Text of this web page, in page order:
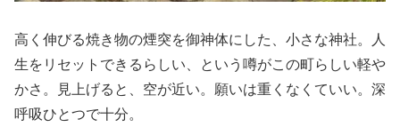
高く伸びる焼き物の煙突を御神体にした、小さな神社。人
生をリセットできるらしい、という噂がこの町らしい軽や
かさ。見上げると、空が近い。願いは重くなくていい。深
呼吸ひとつで十分。